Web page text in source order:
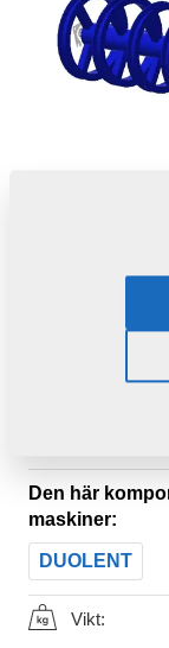
För
nedladdning
Produktkod:
Den här
maskiner:
DUOLENT
Vikt: